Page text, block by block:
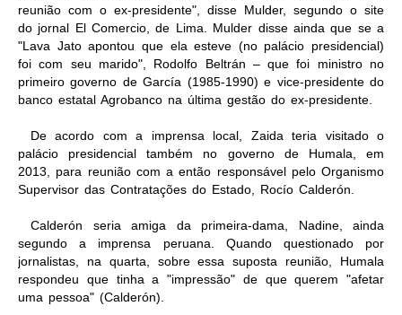
reunião com o ex-presidente", disse Mulder, segundo o site
do jornal El Comercio, de Lima. Mulder disse ainda que se a
"Lava Jato apontou que ela esteve (no palácio presidencial)
foi com seu marido", Rodolfo Beltrán – que foi ministro no
primeiro governo de García (1985-1990) e vice-presidente do
banco estatal Agrobanco na última gestão do ex-presidente.
De acordo com a imprensa local, Zaida teria visitado o
palácio presidencial também no governo de Humala, em
2013, para reunião com a então responsável pelo Organismo
Supervisor das Contratações do Estado, Rocío Calderón.
Calderón seria amiga da primeira-dama, Nadine, ainda
segundo a imprensa peruana. Quando questionado por
jornalistas, na quarta, sobre essa suposta reunião, Humala
respondeu que tinha a "impressão" de que querem "afetar
uma pessoa" (Calderón).